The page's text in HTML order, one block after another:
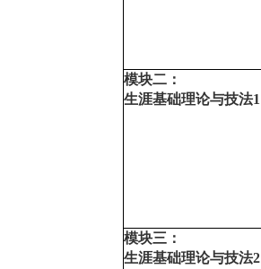
模块二：
生涯基础理论与技法1
模块三：
生涯基础理论与技法2